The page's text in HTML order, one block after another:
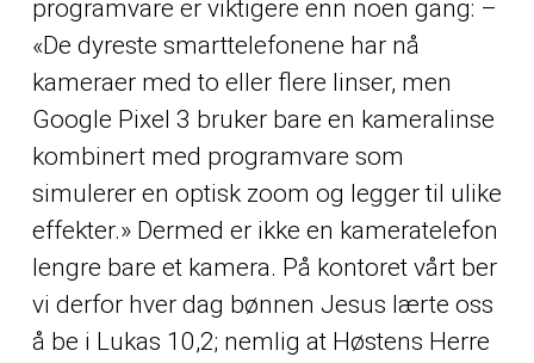
programvare er viktigere enn noen gang: –
«De dyreste smarttelefonene har nå
kameraer med to eller flere linser, men
Google Pixel 3 bruker bare en kameralinse
kombinert med programvare som
simulerer en optisk zoom og legger til ulike
effekter.» Dermed er ikke en kameratelefon
lengre bare et kamera. På kontoret vårt ber
vi derfor hver dag bønnen Jesus lærte oss
å be i Lukas 10,2; nemlig at Høstens Herre